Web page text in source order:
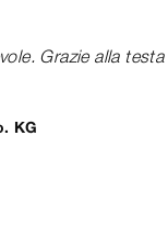
Grazie alla
KG